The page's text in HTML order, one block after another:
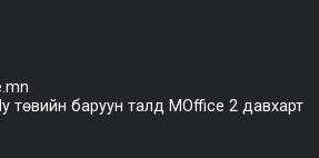
төвийн баруун талд MOffice 2 давхарт